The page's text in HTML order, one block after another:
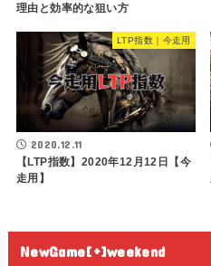
理由と効率的な狙い方
LTP指数｜今走用
2020.12.11
【LTP指数】2020年12月12日【今
走用】
NewGame[+]weekend